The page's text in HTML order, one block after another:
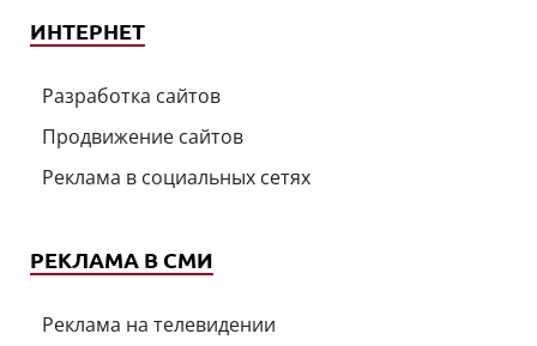
ИНТЕРНЕТ
Разработка сайтов
Продвижение сайтов
Реклама в социальных сетях
РЕКЛАМА В СМИ
Реклама на телевидении